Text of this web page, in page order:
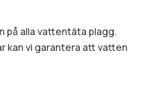
på alla vattentäta plagg.
kan vi garantera att vatten